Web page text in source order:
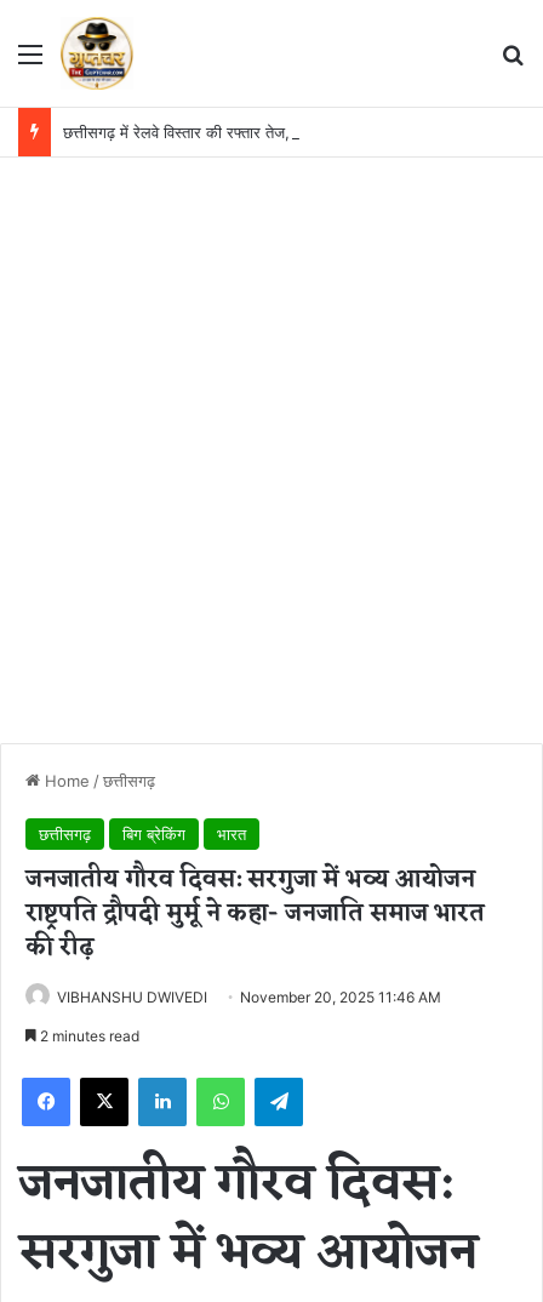
Menu
Home /छत्तीसगढ़
छत्तीसगढ़ बिग ब्रेकिंग भारत
जनजातीय गौरव दिवस: सरगुजा में भव्य आयोजन
राष्ट्रपति द्रौपदी मुर्मू ने कहा- जनजाति समाज भारत
की रीढ़
VIBHANSHU DWIVEDI November 20, 2025 11:46 AM
2 minutes read
जनजातीय गौरव दिवस:
सरगुजा में भव्य आयोजन